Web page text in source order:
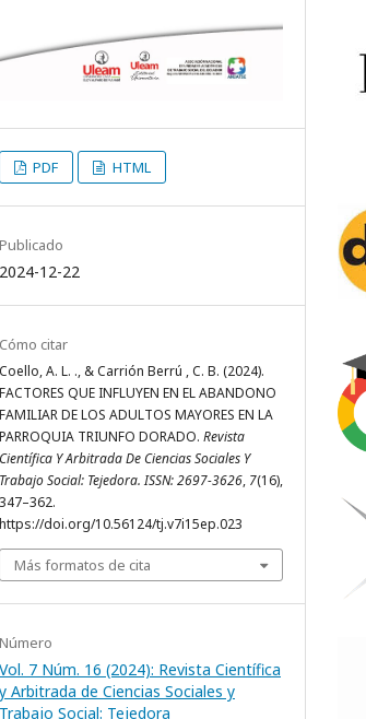
PDF HTML
Publicado
2024-12-22
Cómo citar
Coello, A. L. ., & Carrión Berrú , C. B. (2024).
FACTORES QUE INFLUYEN EN EL ABANDONO
FAMILIAR DE LOS ADULTOS MAYORES EN LA
PARROQUIA TRIUNFO DORADO. Revista
Científica Y Arbitrada De Ciencias Sociales Y
Trabajo Social: Tejedora. ISSN: 2697-3626, 7(16),
347–362.
https://doi.org/10.56124/tj.v7i15ep.023
Más formatos de cita
Número
Vol. 7 Núm. 16 (2024): Revista Científica
y Arbitrada de Ciencias Sociales y
Trabajo Social: Tejedora